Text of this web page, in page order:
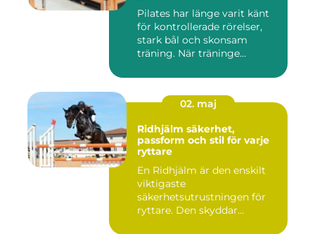
Pilates har länge varit känt
för kontrollerade rörelser,
stark bål och skonsam
träning. När träninge...
02. maj
Ridhjälm säkerhet,
passform och stil för varje
ryttare
En Ridhjälm är den enskilt
viktigaste
säkerhetsutrustningen för
ryttare. Den skyddar